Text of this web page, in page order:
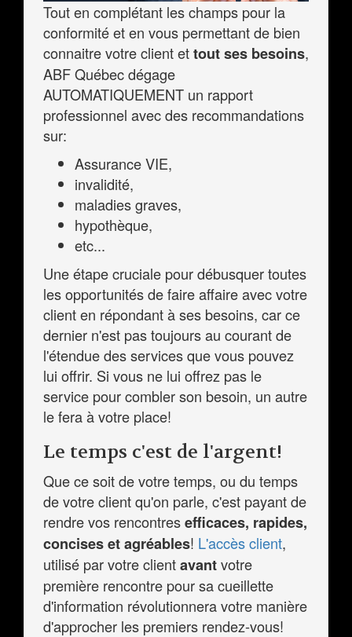
Tout en complétant les champs pour la
conformité et en vous permettant de bien
connaitre votre client ettout ses besoins,
ABF Québec dégage
AUTOMATIQUEMENT un rapport
professionnel avec des recommandations
sur:
Assurance VIE,
invalidité,
maladies graves,
hypothèque,
etc...
Une étape cruciale pour débusquer toutes
les opportunités de faire affaire avec votre
client en répondant à ses besoins, car ce
dernier n'est pas toujours au courant de
l'étendue des services que vous pouvez
lui offrir. Si vous ne lui offrez pas le
service pour combler son besoin, un autre
le fera à votre place!
Le temps c'est de l'argent!
Que ce soit de votre temps, ou du temps
de votre client qu'on parle, c'est payant de
rendre vos rencontresefficaces, rapides,
concises et agréables! L'accès client,
utilisé par votre clientavantvotre
première rencontre pour sa cueillette
d'information révolutionnera votre manière
d'approcher les premiers rendez-vous!